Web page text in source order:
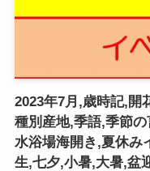
2023年7月,歳時記,開
種別産地,季語,季節
水浴場海開き,夏休み
生,七夕,小暑,大暑,盆